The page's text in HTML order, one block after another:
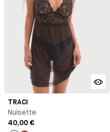
TRACI
Nuisette
40,00 €